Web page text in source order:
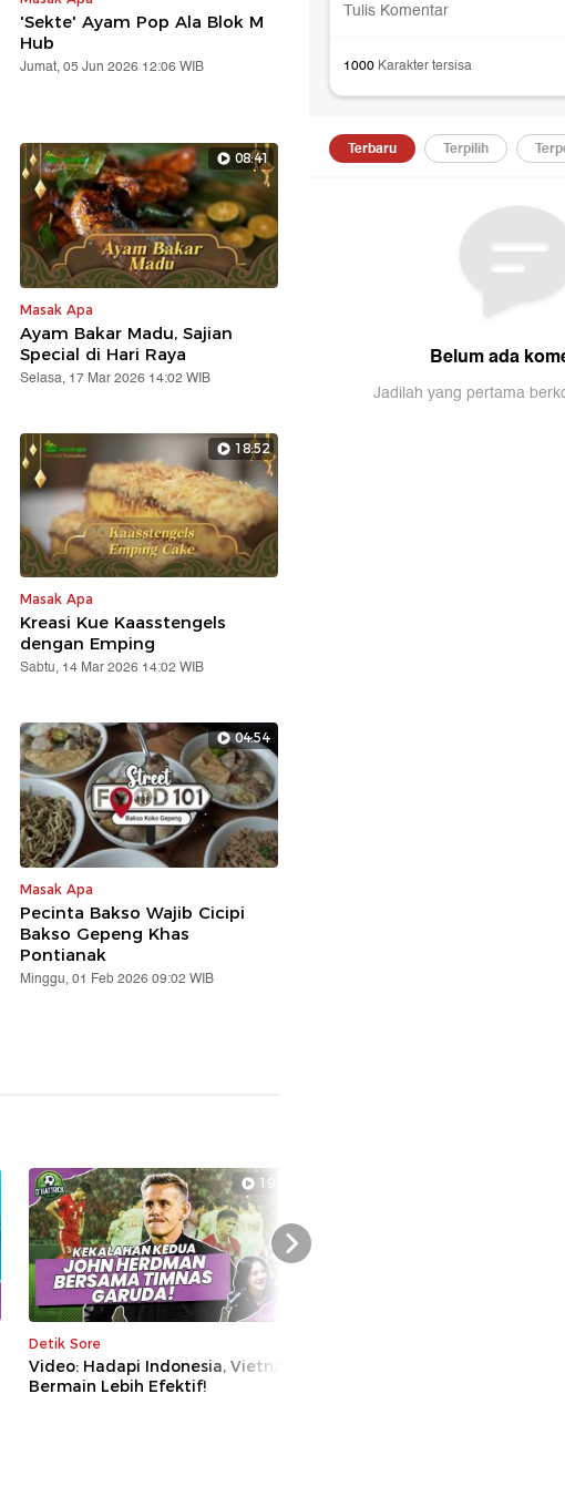
'Sekte' Ayam Pop Ala Blok M
Hub
Jumat, 05 Jun 2026 12:06 WIB
08:41
Masak Apa
Ayam Bakar Madu, Sajian
Special di Hari Raya
Selasa, 17 Mar 2026 14:02 WIB
18:52
Masak Apa
Kreasi Kue Kaasstengels
dengan Emping
Sabtu, 14 Mar 2026 14:02 WIB
04:54
Masak Apa
Pecinta Bakso Wajib Cicipi
Bakso Gepeng Khas
Pontianak
Minggu, 01 Feb 2026 09:02 WIB
19:04
Detik Sore
Video: Hadapi Indonesia, Vietnam
Bermain Lebih Efektif!
Next